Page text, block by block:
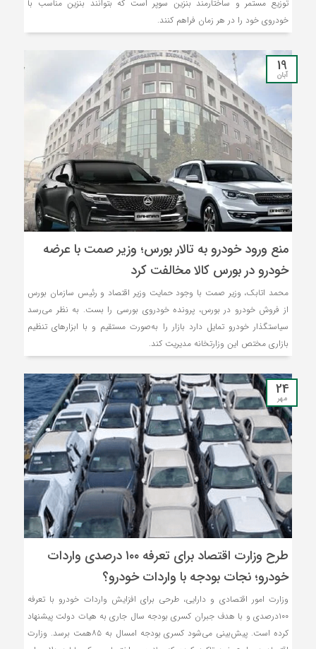
توزیع مستمر و ساختارمند بنزین سوپر است که بتوانند بنزین مناسب با
خودروی خود را در هر زمان فراهم کنند.
19
آبان
منع ورود خودرو به تالار بورس؛ وزیر صمت با عرضه
خودرو در بورس کالا مخالفت کرد
محمد اتابک، وزیر صمت با وجود حمایت وزیر اقتصاد و رئیس سازمان بورس
از فروش خودرو در بورس، پرونده خودروی بورسی را بست. به نظر می‌رسد
سیاستگذار خودرو تمایل دارد بازار را به‌صورت مستقیم و با ابزارهای تنظیم
بازاری مختص این وزارتخانه مدیریت کند.
24
مهر
طرح وزارت اقتصاد برای تعرفه ۱۰۰ درصدی واردات
خودرو؛ نجات بودجه با واردات خودرو؟
وزارت امور اقتصادی و دارایی، طرحی برای افزایش واردات خودرو با تعرفه
۱۰۰درصدی و با هدف جبران کسری بودجه سال جاری به هیات دولت پیشنهاد
کرده است. پیش‌بینی می‌شود کسری بودجه امسال به ۸۵همت برسد. وزارت